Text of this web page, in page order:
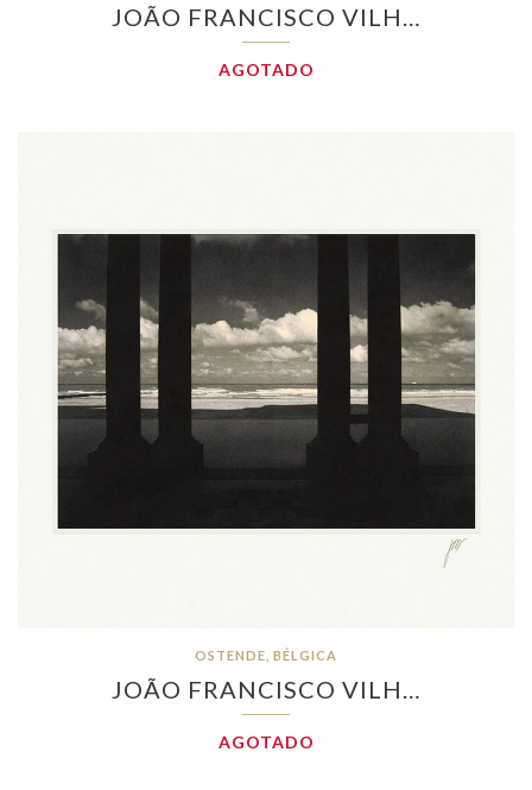
JOÃO FRANCISCO VILH…
AGOTADO
OSTENDE, BÉLGICA
JOÃO FRANCISCO VILH…
AGOTADO